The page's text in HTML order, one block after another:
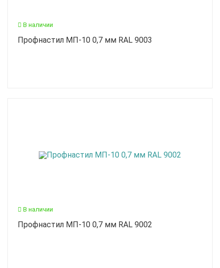
В наличии
Профнастил МП-10 0,7 мм RAL 9003
В наличии
Профнастил МП-10 0,7 мм RAL 9002